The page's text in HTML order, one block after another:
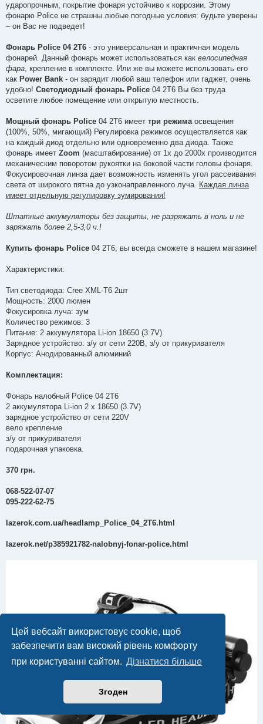
Цей вебсайт використовує cookie, щоб
забезпечити вам високий рівень комфорту
при користуванні сайтом. Дізнатися більше
Згоден
ударопрочным, покрытие фонаря устойчиво к коррозии. Этому
фонарю Police не страшны любые погодные условия: будьте уверены
– он Вас не подведет!
Фонарь Police 04 2T6 - это универсальная и практичная модель
фонарей. Данный фонарь может использоваться как велосипедная
фара, крепление в комплекте. Или же вы можете использовать его
как Power Bank - он зарядит любой ваш телефон или гаджет, очень
удобно! Светодиодный фонарь Police 04 2T6 Вы без труда
осветите любое помещение или открытую местность.
Мощный фонарь Police 04 2T6 имеет три режимаосвещения
(100%, 50%, мигающий) Регулировка режимов осуществляется как
на каждый диод отдельно или одновременно два диода. Также
фонарь имеет Zoom (масштабирование) от 1х до 2000х производится
механическим поворотом рукоятки на боковой части головы фонаря.
Фокусировочная линза дает возможность изменять угол рассеивания
света от широкого пятна до узконаправленного луча. Каждая линза
имеет отдельную регулировку зумирования!
Штатные аккумуляторы без защиты, не разряжать в ноль и не
заряжать более 2,5-3,0 ч.!
Купить фонарь Police 04 2T6, вы всегда сможете в нашем магазине!
Характеристики:
Тип светодиода: Cree XML-T6 2шт
Мощность: 2000 люмен
Фокусировка луча: зум
Количество режимов: 3
Питание: 2 аккумулятора Li-ion 18650 (3.7V)
Зарядное устройство: з/у от сети 220В, з/у от прикуривателя
Корпус: Анодированный алюминий
Комплектация:
Фонарь налобный Police 04 2T6
2 аккумулятора Li-ion 2 х 18650 (3.7V)
зарядное устройство от сети 220V
вело крепление
з/у от прикуривателя
подарочная упаковка.
370 грн.
068-522-07-07
095-222-62-75
lazerok.com.ua/headlamp_Police_04_2T6.html
lazerok.net/p385921782-nalobnyj-fonar-police.html